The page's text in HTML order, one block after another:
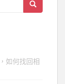
如何找回相